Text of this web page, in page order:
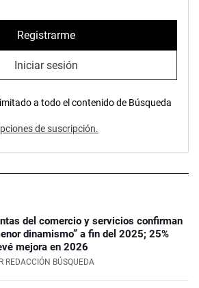
Registrarme
Iniciar sesión
a todo el contenido de Búsqueda
de suscripción.
del comercio y servicios confirman
dinamismo” a fin del 2025; 25%
mejora en 2026
REDACCIÓN BÚSQUEDA